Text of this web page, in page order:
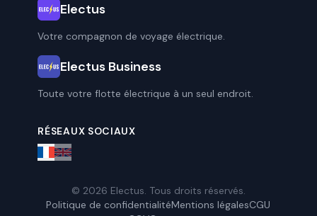
Electus
Votre compagnon de voyage électrique.
Electus Business
Toute votre flotte électrique à un seul endroit.
RÉSEAUX SOCIAUX
© 2026 Electus. Tous droits réservés.
Politique de confidentialitéMentions légalesCGU